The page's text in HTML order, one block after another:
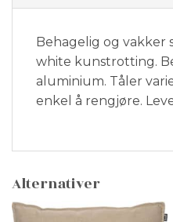
Behagelig og vakker
white kunstrotting.
aluminium. Tåler
enkel å rengjøre.
Alternativer